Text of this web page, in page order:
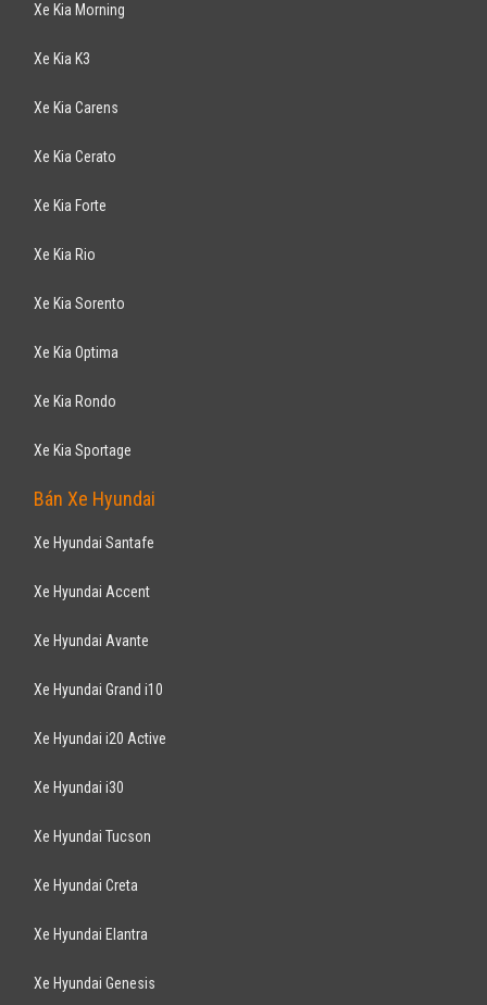
Xe Kia Morning
Xe Kia K3
Xe Kia Carens
Xe Kia Cerato
Xe Kia Forte
Xe Kia Rio
Xe Kia Sorento
Xe Kia Optima
Xe Kia Rondo
Xe Kia Sportage
Bán Xe Hyundai
Xe Hyundai Santafe
Xe Hyundai Accent
Xe Hyundai Avante
Xe Hyundai Grand i10
Xe Hyundai i20 Active
Xe Hyundai i30
Xe Hyundai Tucson
Xe Hyundai Creta
Xe Hyundai Elantra
Xe Hyundai Genesis